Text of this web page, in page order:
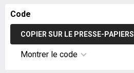
Code
COPIER SUR LE PRESSE-PAPIERS
Montrer le code